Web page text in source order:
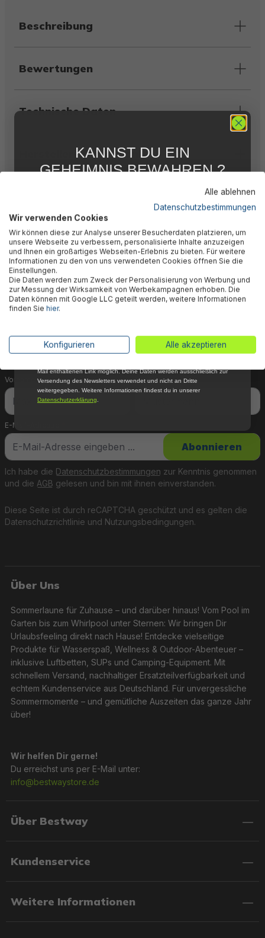
Beschreibung
Bewertungen
Technische Daten
Herstellerinformation
🎉 Jetzt den Newsletter
abonnieren & 5% Rabatt
sichern!
Dein Vorteil wartet schon auf Dich: Mit der Anmeldung
Gutschein auf nicht reduzierte Ware für Deinen
nächsten Einkauf.
E-Mail-Adresse
Vorname Nachname
Diese Seite ist durch reCAPTCHA geschützt und es gelten die
Datenschutzrichtlinie und Nutzungsbedingungen.
Ich habe die Datenschutzbestimmungen zur Kenntnis genommen
und die AGB gelesen und bin mit ihnen einverstanden.
Abonnieren
Über Uns
Sommerlaune für Zuhause – und darüber hinaus! Vom Pool im
Garten bis zum Whirlpool unter Sternen: Wir bringen Dir
Urlaubsfeeling direkt nach Hause! Entdecke vielseitige
Produkte für Wasserspaß, Wellness & Outdoor-Abenteuer –
inklusive Luftbetten, SUPs und Camping-Equipment. Mit
schnellem Versand, nachhaltiger Ersatzteilverfügbarkeit und
echtem Kundenservice aus Deutschland. Für unvergessliche
Sommermomente – und gemütliche Auszeiten das ganze Jahr
über!
Wir helfen Dir gerne!
Du erreichst uns per E-Mail unter:
info@bestwaystore.de
Über Bestway
Kundenservice
Weitere Informationen
Alle ablehnen
Datenschutzbestimmungen
Wir verwenden Cookies
Wir können diese zur Analyse unserer Besucherdaten platzieren, um
unsere Webseite zu verbessern, personalisierte Inhalte anzuzeigen
und Ihnen ein großartiges Webseiten-Erlebnis zu bieten. Für weitere
Informationen zu den von uns verwendeten Cookies öffnen Sie die
Einstellungen.
Die Daten werden zum Zweck der Personalisierung von Werbung und
zur Messung der Wirksamkeit von Werbekampagnen erhoben. Die
Daten können mit Google LLC geteilt werden, weitere Informationen
finden Sie hier.
Konfigurieren Alle akzeptieren
KANNST DU EIN
GEHEIMNIS BEWAHREN ?
FÜR DICH
Abonniere jetzt unseren kostenlosen
Newsletter, verpasse keine Neuigkeiten und
Aktionen mehr und sichere Dir 5 %
Willkommensrabatt auf nicht reduzierte Ware
bei Deiner ersten Bestellung !*
Email
*Mit der Anmeldung zum Newsletter stimmst du zu, regelmäßig per E-
Mail über aktuelle Angebote, Aktionen und Produktneuheiten
Mail enthaltenen Link möglich. Deine Daten werden ausschließlich zur
Versendung des Newsletters verwendet und nicht an Dritte
weitergegeben. Weitere Informationen findest du in unserer
Datenschutzerklärung